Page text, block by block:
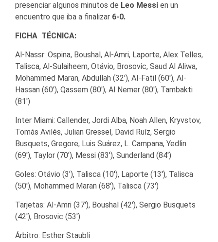
presenciar algunos minutos de Leo Messi en un
encuentro que iba a finalizar 6-0.
FICHA TÉCNICA:
Al-Nassr: Ospina, Boushal, Al-Amri, Laporte, Alex Telles,
Talisca, Al-Sulaiheem, Otávio, Brosovic, Saud Al Aliwa,
Mohammed Maran, Abdullah (32′), Al-Fatil (60′), Al-
Hassan (60′), Qassem (80′), Al Nemer (80′), Tambakti
(81′)
Inter Miami: Callender, Jordi Alba, Noah Allen, Kryvstov,
Tomás Avilés, Julian Gressel, David Ruíz, Sergio
Busquets, Gregore, Luis Suárez, L. Campana, Yedlin
(69′), Taylor (70′), Messi (83′), Sunderland (84′)
Goles: Otávio (3′), Talisca (10′), Laporte (13′), Talisca
(50′), Mohammed Maran (68′), Talisca (73′)
Tarjetas: Al-Amri (37′), Boushal (42′), Sergio Busquets
(42′), Brosovic (53′)
Árbitro: Esther Staubli